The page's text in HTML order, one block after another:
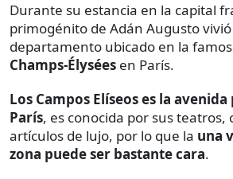
Durante su estancia en la capital
primogénito de Adán Augusto
departamento ubicado en la
Champs-Élysées en París.
Los Campos Elíseos es la
París, es conocida por sus teatros,
artículos de lujo, por lo que la una
zona puede ser bastante cara.